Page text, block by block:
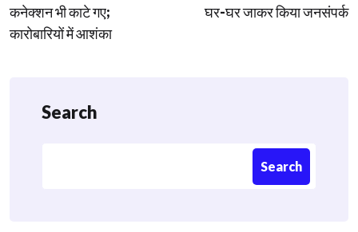
कनेक्शन भी काटे गए;
कारोबारियों में आशंका
घर-घर जाकर किया जनसंपर्क
Search
Search